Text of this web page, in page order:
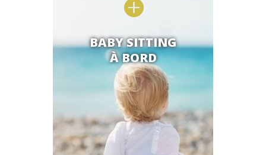

BABY SITTING
À BORD